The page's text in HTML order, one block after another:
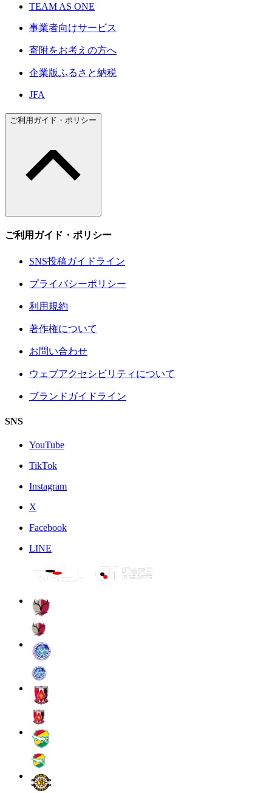
TEAM AS ONE
事業者向けサービス
寄附をお考えの方へ
企業版ふるさと納税
JFA
ご利用ガイド・ポリシー
ご利用ガイド・ポリシー
SNS投稿ガイドライン
プライバシーポリシー
利用規約
著作権について
お問い合わせ
ウェブアクセシビリティについて
ブランドガイドライン
SNS
YouTube
TikTok
Instagram
X
Facebook
LINE